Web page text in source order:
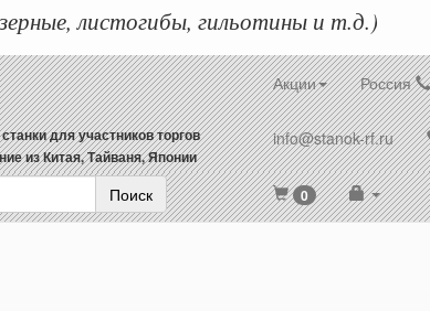
листогибы, гильотины и т.д.)
для участников торгов
из Китая, Тайваня, Японии
Поиск
Акции Россия
info@stanok-rf.ru
0